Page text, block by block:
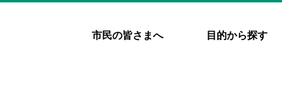
市民の皆さまへ 目的から探す